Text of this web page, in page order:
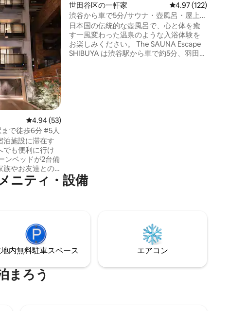
評価
レビュー53件、5つ星中4.94つ星の平均評価
4.94 (53)
で徒歩6分 #5人
泊施設に滞在す
でも便利に行け
族やお友達との
ド間隔は快適
ースがありま
。 バーカウン
ダイニングス
ーでも夕食で
台とバ
れており、複
も、それぞれの
世田谷区の一軒家 レビュー122件、5つ
4.97 (122)
渋谷から車で5分/サウナ・壺風呂・屋上
BBQグリル・カラオケ有/Wi-Fi/連泊割/羽
田から25分
日本国の伝統的な壺風呂で、心と体を癒
す一風変わった温泉のような入浴体験を
お楽しみください。 The SAUNA Escape
SHIBUYA は渋谷駅から車で約5分、羽田空
禅 SPA Kyoto Suite』を運営しております
■お部屋の設備 カラオケ／ReFaドライヤ
プー／リンス／ボディソープ／歯ブラシ
■ベッド構成 寝室1: キングベッド1台 寝室
2: セミダブルベッド2台
ニティ・設備
内無料駐⁠車ス⁠ペ⁠ー⁠ス エアコン
まろう